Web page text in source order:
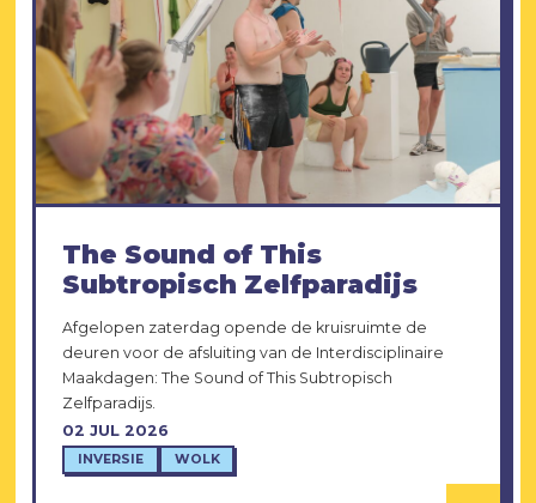
02 JUL 2026
INVERSIE WOLK
The Sound of This
Subtropisch Zelfparadijs
Afgelopen zaterdag opende de kruisruimte de
deuren voor de afsluiting van de Interdisciplinaire
Maakdagen: The Sound of This Subtropisch
Zelfparadijs.